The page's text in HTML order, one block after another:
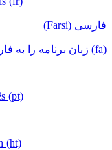
فارسی (Farsi)
(fa) زبان برنامه را به فارسی تغییر دهید
(pt)
(ht)